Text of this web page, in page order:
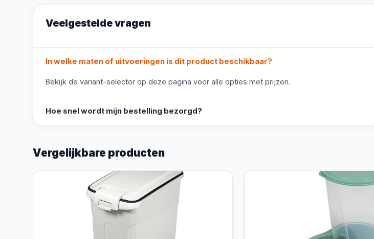
Veelgestelde vragen
In welke maten of uitvoeringen is dit product beschikbaar?
Bekijk de variant-selector op deze pagina voor alle opties met prijzen.
Hoe snel wordt mijn bestelling bezorgd?
Vergelijkbare producten